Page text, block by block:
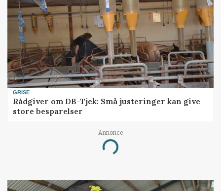
GRISE
Rådgiver om DB-Tjek: Små justeringer kan give
store besparelser
Annonce
Loading...